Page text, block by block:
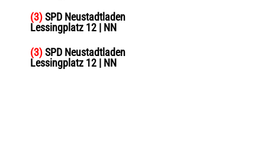
(3)SPD Neustadtladen
Lessingplatz 12 | NN
(3)SPD Neustadtladen
Lessingplatz 12 | NN